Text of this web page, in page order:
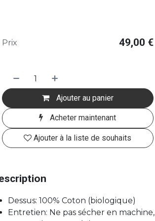
Ajouter au panier
Acheter maintenant
Ajouter à la liste de souhaits
Prix 49,00 €
Dessus: 100% Coton (biologique)
Entretien: Ne pas sécher en machine,